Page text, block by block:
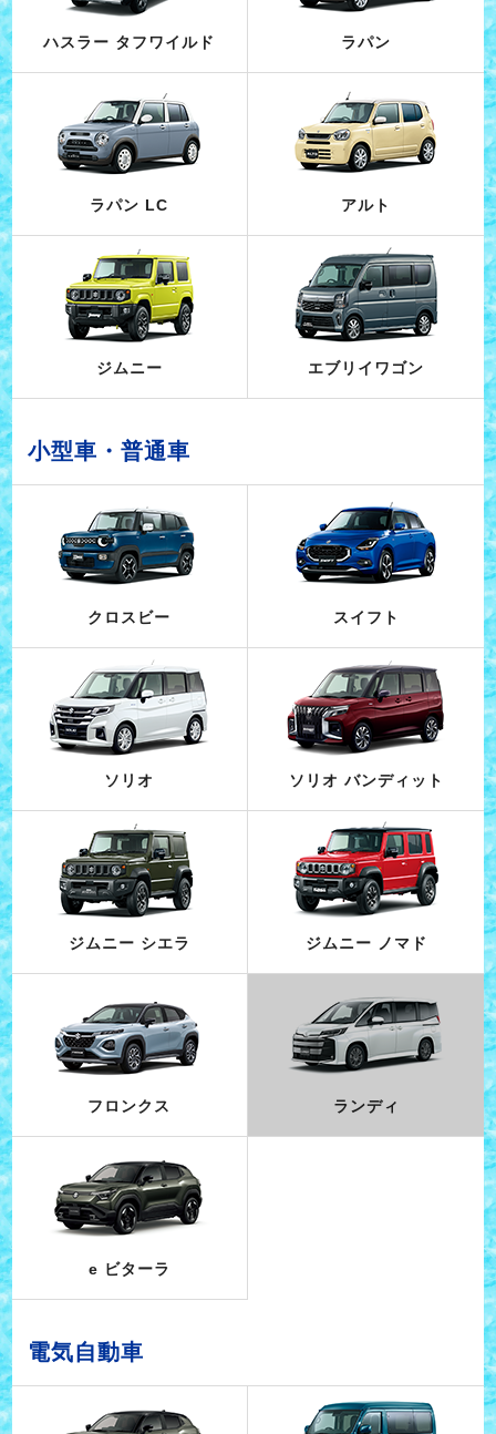
ハスラー タフワイルド ラパン
ラパン LC アルト
ジムニー エブリイワゴン
小型車・普通車
クロスビー スイフト
ソリオ ソリオ バンディット
ジムニー シエラ ジムニー ノマド
フロンクス ランディ
e ビターラ
電気自動車